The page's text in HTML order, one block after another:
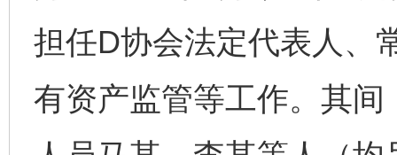
担任D协会法定代表人、
有资产监管等工作。其